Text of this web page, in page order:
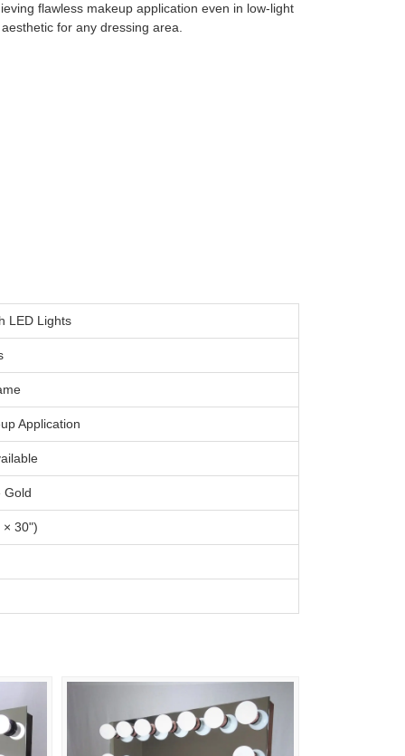
flawless makeup application even in low-light
for any dressing area.
LED Lights
Application
Gold
× 30")